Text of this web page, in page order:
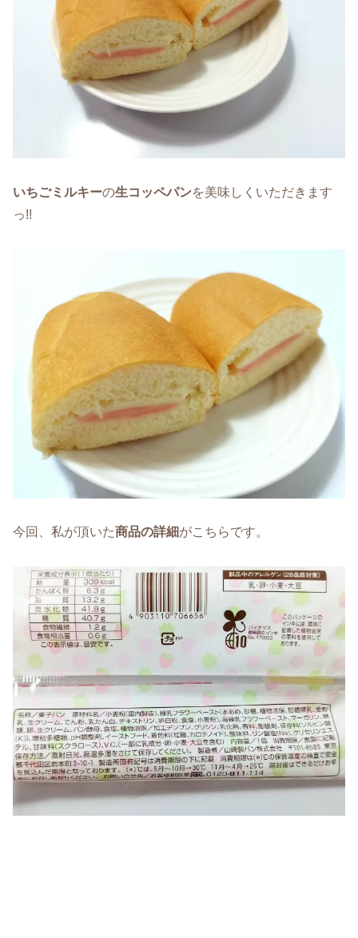
いちごミルキーの生コッペパンを美味しくいただきます
っ!!
今回、私が頂いた商品の詳細がこちらです。